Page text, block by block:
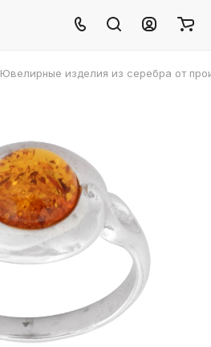
Ювелирные изделия из серебра от